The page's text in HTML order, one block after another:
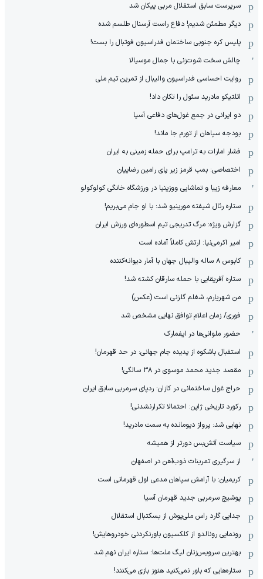
سرپرست سابق استقلال مربی پیکان شد
دیگر مطمئن شدیم! دفاع راست آرسنال طلسم شده
پلیس کره ‌جنوبی ساختمان فدراسیون فوتبال را بست!
چالش سخت شوت‌زنی با جمال موسیالا
روایت احساسی فدراسیون والیبال از تمرین تیم ملی
اتلتیکو مادرید سئول را تکان داد!
دو ایرانی در جمع غول‌های دفاعی آسیا
بودجه سپاهان از تورم جا ماند!
فشار امارات به ترامپ برای حمله زمینی به ایران
اختصاصی: بمب قرمز زیر پای رامین رضاییان
معارفه زیبا و تماشایی ووزینیا در ورزشگاه خانگی کولوکولو
ستاره رئال شیفته مورینیو شد: با او جام می‌بریم!
گزارش ویژه: مرگ تدریجی تیم اسطوره‌ای ورزش ایران
امیر اکرمی‌نیا: ارتش کاملاً آماده است
کابوس ۸ ساله والیبال جهان با آمار دیوانه‌کننده
ستاره آفریقایی با حمله سارقان کشته شد!
من شهریارم، شغلم گلزنی است (عکس)
فوری/ زمان اعلام توافق نهایی مشخص شد
حضور ملوانی‌ها در ایفمارک
استقبال باشکوه از پدیده جام جهانی: در حد قهرمان!
مقصد جدید محمد موسوی در ٣٨ سالگی!
حراج غول ساختمانی در کازان: ردپای سرمربی سابق ایران
رکورد تاریخی ژاپن: احتمالا تکرارنشدنی!
نهایی شد: پرواز دیومانده به سمت مادرید!
سیاست آتش‌بس دورتر از همیشه
از سرگیری تمرینات ذوب‌آهن در اصفهان
کریمیان: با آرامش سپاهان مدعی اول قهرمانی است
پوشیچ سرمربی جدید قهرمان آسیا
جدایی گارد راس ملی‌پوش از بسکتبال استقلال
رونمایی رونالدو از کلکسیون باورنکردنی خودروهایش!
بهترین سرویس‌زنان لیگ ملت‌ها: ستاره ایران نهم شد
ستاره‌هایی که باور نمی‌کنید هنوز بازی می‌کنند!